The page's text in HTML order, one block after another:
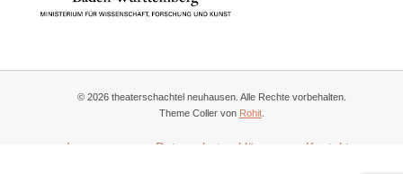
© 2026 theaterschachtel neuhausen. Alle Rechte vorbehalten.
Theme Coller von Rohit.
Impressum Datenschutzerklärung Kontakt